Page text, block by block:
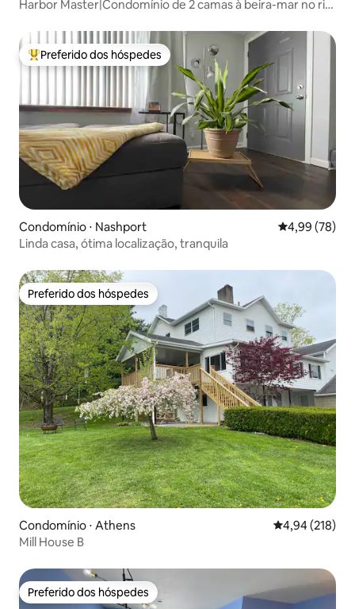
Harbor Master|Condomínio de 2 camas à beira-mar no rio
Entre os melhores preferidos dos hóspedes
Preferido dos hóspedes
Condomínio ⋅ Nashport 4,99 de uma
4,99 (78)
Linda casa, ótima localização, tranquila
Preferido dos hóspedes
Preferido dos hóspedes
Condomínio ⋅ Athens 4,94 de uma
4,94 (218)
Mill House B
Preferido dos hóspedes
Preferido dos hóspedes